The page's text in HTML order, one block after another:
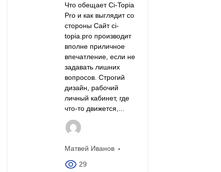
Что обещает Ci-Topia
Pro и как выглядит со
стороны Сайт ci-
topia.pro производит
вполне приличное
впечатление, если не
задавать лишних
вопросов. Строгий
дизайн, рабочий
личный кабинет, где
что-то движется,...
Матвей Иванов
29